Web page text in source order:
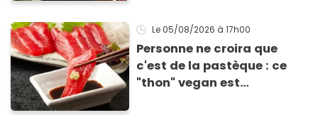
grillades
Le 05/08/2026 à 17h00
Personne ne croira que
c'est de la pastèque : ce
"thon" vegan est